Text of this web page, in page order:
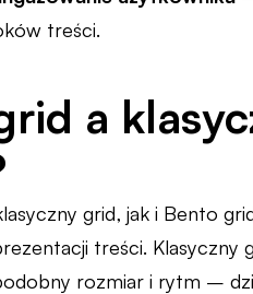
treści.
a
grid, jak i Bento
treści. Klasyczny
rozmiar i rytm –